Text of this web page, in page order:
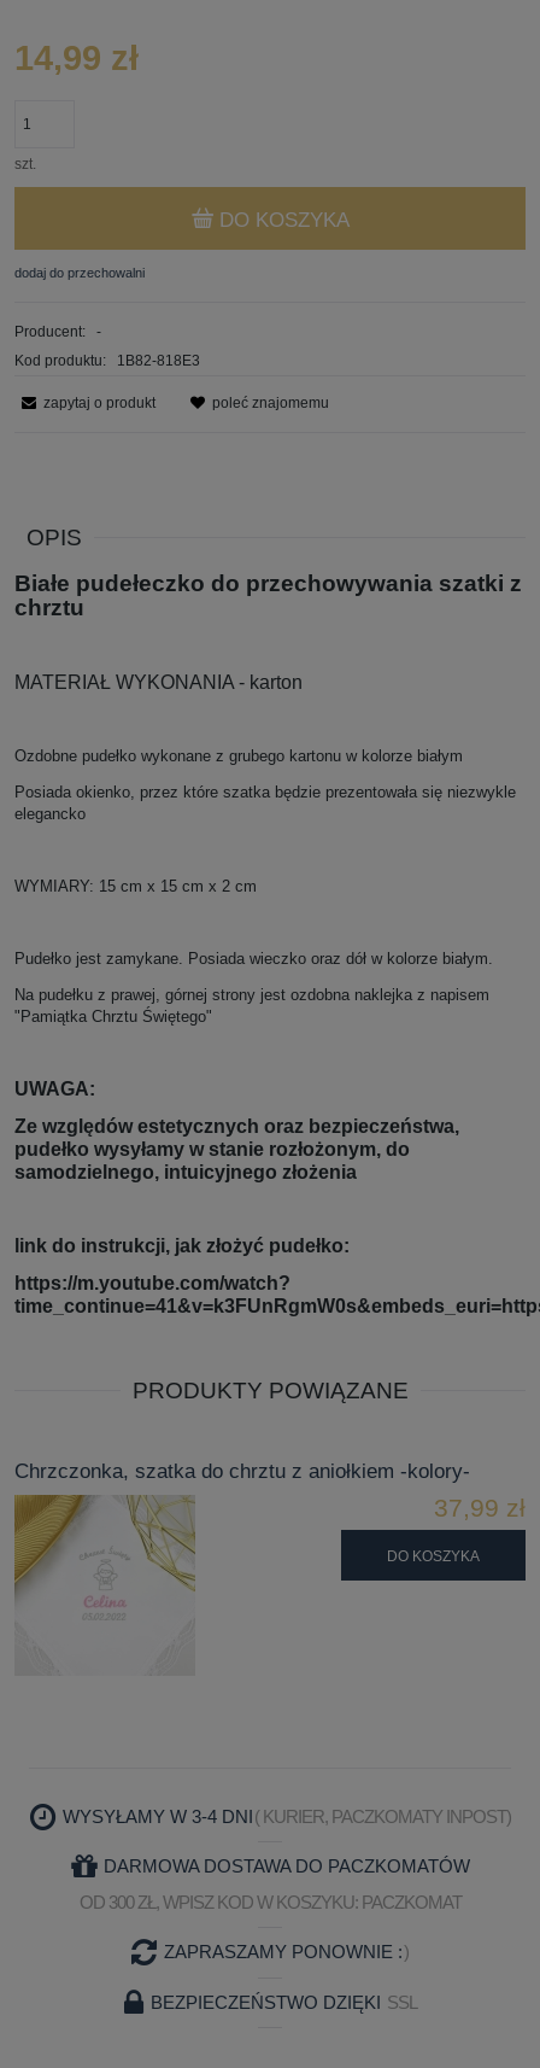
14,99 zł
szt.
DO KOSZYKA
dodaj do przechowalni
Producent:
-
Kod produktu:
1B82-818E3
zapytaj o produkt poleć znajomemu
OPIS
Białe pudełeczko do przechowywania szatki z
chrztu
MATERIAŁ WYKONANIA - karton
Ozdobne pudełko wykonane z grubego kartonu w kolorze białym
Posiada okienko, przez które szatka będzie prezentowała się niezwykle
elegancko
WYMIARY: 15 cm x 15 cm x 2 cm
Pudełko jest zamykane. Posiada wieczko oraz dół w kolorze białym.
Na pudełku z prawej, górnej strony jest ozdobna naklejka z napisem
"Pamiątka Chrztu Świętego"
UWAGA:
Ze względów estetycznych oraz bezpieczeństwa,
pudełko wysyłamy w stanie rozłożonym, do
samodzielnego, intuicyjnego złożenia
link do instrukcji, jak złożyć pudełko:
https://m.youtube.com/watch?
PRODUKTY POWIĄZANE
Chrzczonka, szatka do chrztu z aniołkiem -kolory-
37,99 zł
DO KOSZYKA
WYSYŁAMY W 3-4 DNI( KURIER, PACZKOMATY INPOST)
DARMOWA DOSTAWA DO PACZKOMATÓW
OD 300 ZŁ, WPISZ KOD W KOSZYKU: PACZKOMAT
ZAPRASZAMY PONOWNIE :)
BEZPIECZEŃSTWO DZIĘKI SSL